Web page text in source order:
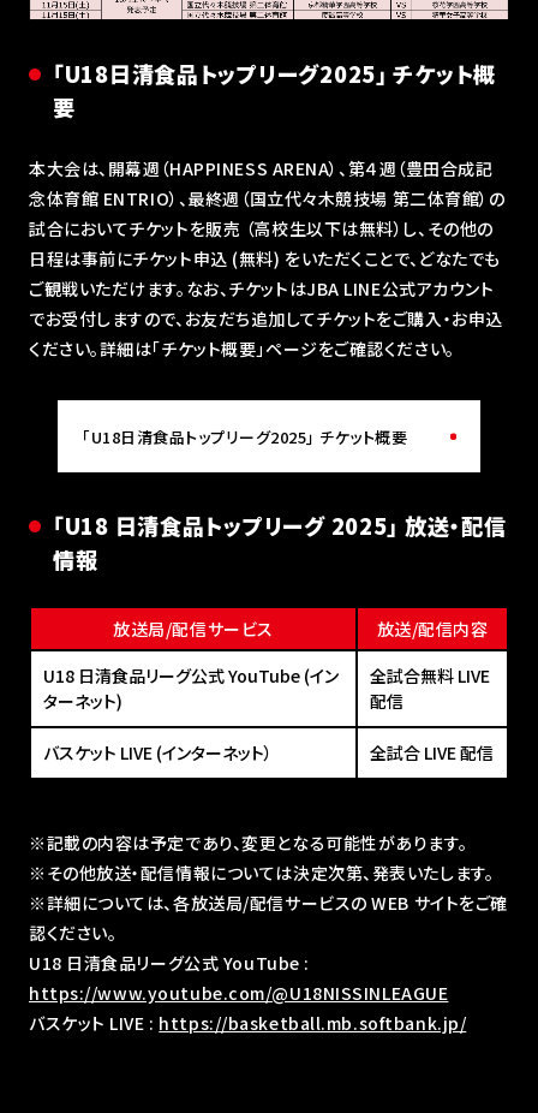
「U18日清食品トップリーグ2025｣ チケット概
要
本大会は、開幕週（HAPPINESS ARENA）、第４週（豊田合成記
念体育館 ENTRIO）、最終週（国立代々木競技場 第二体育館）の
試合においてチケットを販売 （高校生以下は無料）し、その他の
日程は事前にチケット申込 (無料) をいただくことで、どなたでも
ご観戦いただけます。なお、チケットはJBA LINE公式アカウント
でお受付しますので、お友だち追加してチケットをご購入・お申込
ください。詳細は「チケット概要」ページをご確認ください。
「U18日清食品トップリーグ2025｣ チケット概要
「U18 日清食品トップリーグ 2025｣ 放送・配信
情報
放送局/配信サービス
放送/配信内容
U18 日清食品リーグ公式 YouTube (イン
ターネット)
全試合無料 LIVE
配信
バスケット LIVE (インターネット） 全試合 LIVE 配信
※記載の内容は予定であり、変更となる可能性があります。
※その他放送・配信情報については決定次第、発表いたします。
※詳細については、各放送局/配信サービスの WEB サイトをご確
認ください。
U18 日清食品リーグ公式 YouTube :
https://www.youtube.com/@U18NISSINLEAGUE
バスケット LIVE : https://basketball.mb.softbank.jp/